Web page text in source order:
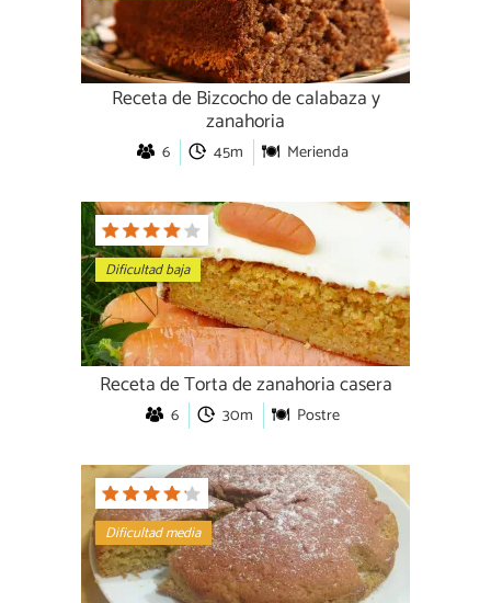
Receta de Bizcocho de calabaza y
zanahoria
6 45m Merienda
Dificultad baja
Receta de Torta de zanahoria casera
6 30m Postre
Dificultad media